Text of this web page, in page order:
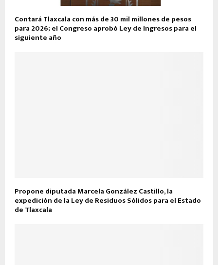
Contará Tlaxcala con más de 30 mil millones de pesos
para 2026; el Congreso aprobó Ley de Ingresos para el
siguiente año
Propone diputada Marcela González Castillo, la
expedición de la Ley de Residuos Sólidos para el Estado
de Tlaxcala